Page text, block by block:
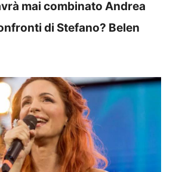
mai combinato Andrea
di Stefano? Belen